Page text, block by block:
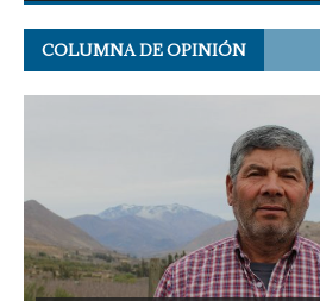
COLUMNA DE OPINIÓN